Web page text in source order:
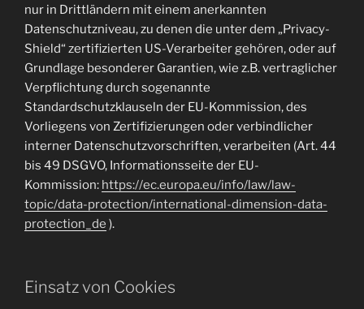
nur in Drittländern mit einem anerkannten
Datenschutzniveau, zu denen die unter dem „Privacy-
Shield“ zertifizierten US-Verarbeiter gehören, oder auf
Grundlage besonderer Garantien, wie z.B. vertraglicher
Verpflichtung durch sogenannte
Standardschutzklauseln der EU-Kommission, des
Vorliegens von Zertifizierungen oder verbindlicher
interner Datenschutzvorschriften, verarbeiten (Art. 44
bis 49 DSGVO, Informationsseite der EU-
Kommission: https://ec.europa.eu/info/law/law-
topic/data-protection/international-dimension-data-
protection_de ).
Einsatz von Cookies